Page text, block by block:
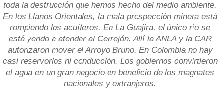
toda la destrucción que hemos hecho del medio ambiente.
En los Llanos Orientales, la mala prospección minera está
rompiendo los acuíferos. En La Guajira, el único río se
está yendo a atender al Cerrejón. Allí la ANLA y la CAR
autorizaron mover el Arroyo Bruno. En Colombia no hay
casi reservorios ni conducción. Los gobiernos convirtieron
el agua en un gran negocio en beneficio de los magnates
nacionales y extranjeros.